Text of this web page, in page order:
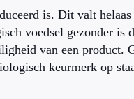
is. Dit valt helaas
voedsel gezonder is
van een product.
keurmerk op